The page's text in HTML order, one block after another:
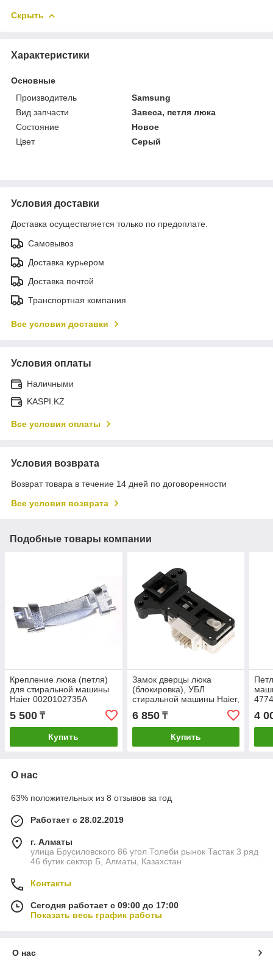
Скрыть
Характеристики
Основные
Производитель
Samsung
Вид запчасти
Завеса, петля люка
Состояние
Новое
Цвет
Серый
Условия доставки
Доставка осуществляется только по предоплате.
Самовывоз
Доставка курьером
Доставка почтой
Транспортная компания
Все условия доставки
Условия оплаты
Наличными
KASPI.KZ
Все условия оплаты
Условия возврата
Возврат товара в течение 14 дней по договоренности
Все условия возврата
Подобные товары компании
Крепление люка (петля)
для стиральной машины
Haier 0020102735A
135x35x50мм
5 500 ₸
Купить
Замок дверцы люка
(блокировка), УБЛ
стиральной машины Haier,
0024000324
6 850₸
Купить
4
О нас
63% положительных из 8 отзывов за год
Работает с 28.02.2019
г. Алматы
улица Брусиловского 86 угол Толеби рынок Тастак 3 ряд
46 бутик сектор Б, Алматы, Казахстан
Контакты
Сегодня работает с 09:00 до 17:00
Показать весь график работы
О нас